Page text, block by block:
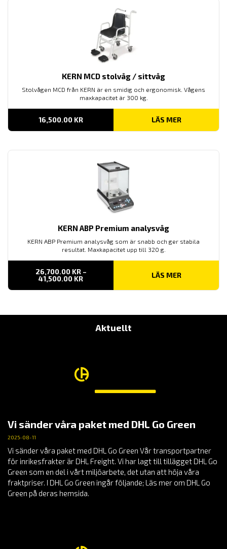
KERN MCD stolvåg / sittvåg
Stolvågen MCD från KERN är en smidig och ergonomisk. Vågens
maxkapacitet är 300 kg.
16,500.00 KR LÄS MER
KERN ABP Premium analysvåg
KERN ABP Premium analysvåg som är snabb och ger stabila
resultat. Maxkapacitet upp till 320 g.
26,700.00 KR –
41,500.00 KRPRISINTERVALL:
TILL
LÄS MER
Aktuellt
Vi sänder våra paket med DHL Go Green
2025-08-11
Vi sänder våra paket med DHL Go Green Vår transportpartner
för inrikesfrakter är DHL Freight. Vi har lagt till tillägget DHL Go
Green som en del i vårt miljöarbete, det utan att höja våra
fraktpriser. I DHL Go Green ingår följande; Läs mer om DHL Go
Green på deras hemsida.